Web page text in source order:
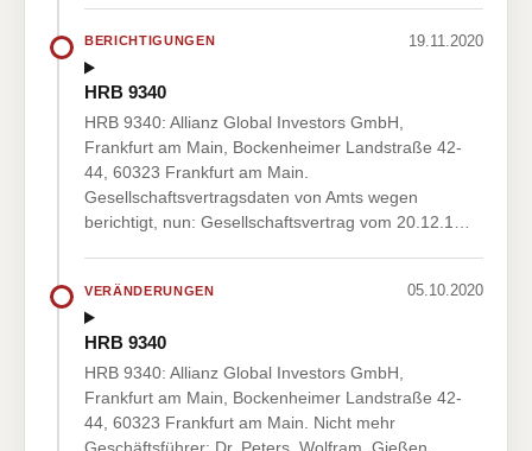
BERICHTIGUNGEN 19.11.2020
HRB 9340
HRB 9340: Allianz Global Investors GmbH,
Frankfurt am Main, Bockenheimer Landstraße 42-
44, 60323 Frankfurt am Main.
Gesellschaftsvertragsdaten von Amts wegen
berichtigt, nun: Gesellschaftsvertrag vom 20.12.1…
VERÄNDERUNGEN 05.10.2020
HRB 9340
HRB 9340: Allianz Global Investors GmbH,
Frankfurt am Main, Bockenheimer Landstraße 42-
44, 60323 Frankfurt am Main. Nicht mehr